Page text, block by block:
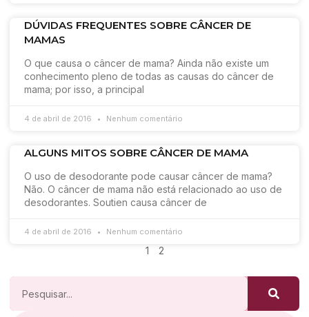
DÚVIDAS FREQUENTES SOBRE CÂNCER DE
MAMAS
O que causa o câncer de mama? Ainda não existe um
conhecimento pleno de todas as causas do câncer de
mama; por isso, a principal
4 de abril de 2016 Nenhum comentário
ALGUNS MITOS SOBRE CÂNCER DE MAMA
O uso de desodorante pode causar câncer de mama?
Não. O câncer de mama não está relacionado ao uso de
desodorantes. Soutien causa câncer de
4 de abril de 2016 Nenhum comentário
1 2